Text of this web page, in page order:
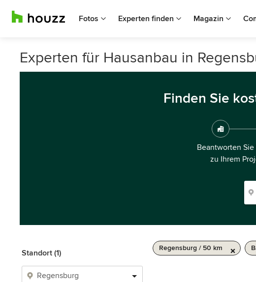
Fotos Experten finden Magazin
Experten für Hausanbau in
Finden Sie
Beantworten Sie
zu Ihrem
Standort (1)
Regensburg / 50 km